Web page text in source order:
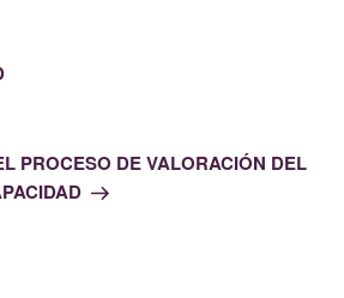
PROCESO DE VALORACIÓN DEL